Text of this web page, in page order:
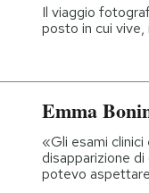
Il viaggio
posto in cui vive,
Emma
«Gli esami
disapparizione
potevo